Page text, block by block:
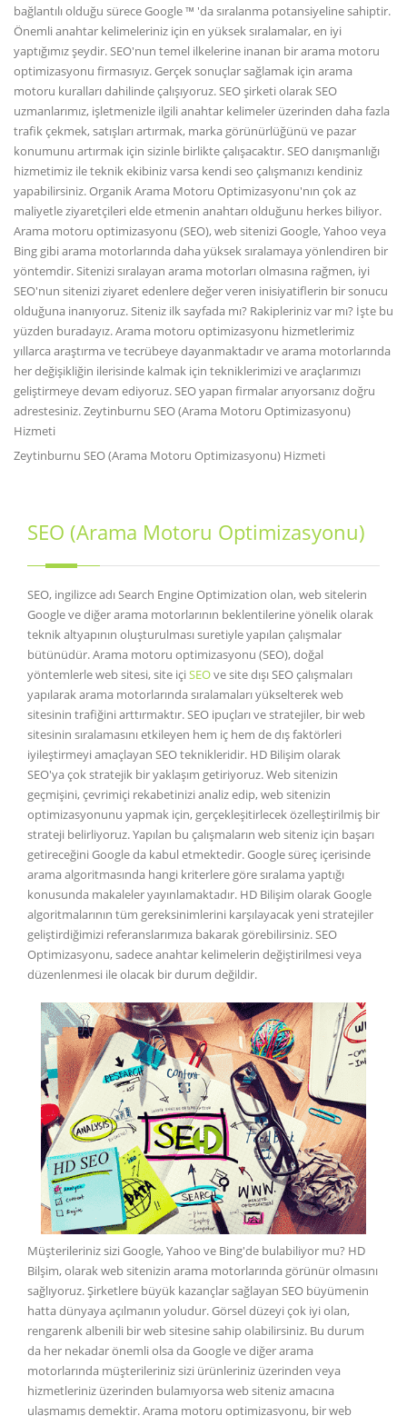
bağlantılı olduğu sürece Google ™ 'da sıralanma potansiyeline sahiptir.
Önemli anahtar kelimeleriniz için en yüksek sıralamalar, en iyi
yaptığımız şeydir. SEO'nun temel ilkelerine inanan bir arama motoru
optimizasyonu firmasıyız. Gerçek sonuçlar sağlamak için arama
motoru kuralları dahilinde çalışıyoruz. SEO şirketi olarak SEO
uzmanlarımız, işletmenizle ilgili anahtar kelimeler üzerinden daha fazla
trafik çekmek, satışları artırmak, marka görünürlüğünü ve pazar
konumunu artırmak için sizinle birlikte çalışacaktır. SEO danışmanlığı
hizmetimiz ile teknik ekibiniz varsa kendi seo çalışmanızı kendiniz
yapabilirsiniz. Organik Arama Motoru Optimizasyonu'nın çok az
maliyetle ziyaretçileri elde etmenin anahtarı olduğunu herkes biliyor.
Arama motoru optimizasyonu (SEO), web sitenizi Google, Yahoo veya
Bing gibi arama motorlarında daha yüksek sıralamaya yönlendiren bir
yöntemdir. Sitenizi sıralayan arama motorları olmasına rağmen, iyi
SEO'nun sitenizi ziyaret edenlere değer veren inisiyatiflerin bir sonucu
olduğuna inanıyoruz. Siteniz ilk sayfada mı? Rakipleriniz var mı? İşte bu
yüzden buradayız. Arama motoru optimizasyonu hizmetlerimiz
yıllarca araştırma ve tecrübeye dayanmaktadır ve arama motorlarında
her değişikliğin ilerisinde kalmak için tekniklerimizi ve araçlarımızı
geliştirmeye devam ediyoruz. SEO yapan firmalar arıyorsanız doğru
adrestesiniz. Zeytinburnu SEO (Arama Motoru Optimizasyonu)
Hizmeti
Zeytinburnu SEO (Arama Motoru Optimizasyonu) Hizmeti
SEO (Arama Motoru Optimizasyonu)
SEO, ingilizce adı Search Engine Optimization olan, web sitelerin
Google ve diğer arama motorlarının beklentilerine yönelik olarak
teknik altyapının oluşturulması suretiyle yapılan çalışmalar
bütünüdür. Arama motoru optimizasyonu (SEO), doğal
yöntemlerle web sitesi, site içiSEOve site dışı SEO çalışmaları
yapılarak arama motorlarında sıralamaları yükselterek web
sitesinin trafiğini arttırmaktır. SEO ipuçları ve stratejiler, bir web
sitesinin sıralamasını etkileyen hem iç hem de dış faktörleri
iyileştirmeyi amaçlayan SEO teknikleridir. HD Bilişim olarak
SEO'ya çok stratejik bir yaklaşım getiriyoruz. Web sitenizin
geçmişini, çevrimiçi rekabetinizi analiz edip, web sitenizin
optimizasyonunu yapmak için, gerçekleşitirlecek özelleştirilmiş bir
strateji belirliyoruz. Yapılan bu çalışmaların web siteniz için başarı
getireceğini Google da kabul etmektedir. Google süreç içerisinde
arama algoritmasında hangi kriterlere göre sıralama yaptığı
konusunda makaleler yayınlamaktadır. HD Bilişim olarak Google
algoritmalarının tüm gereksinimlerini karşılayacak yeni stratejiler
geliştirdiğimizi referanslarımıza bakarak görebilirsiniz. SEO
Optimizasyonu, sadece anahtar kelimelerin değiştirilmesi veya
düzenlenmesi ile olacak bir durum değildir.
Müşterileriniz sizi Google, Yahoo ve Bing'de bulabiliyor mu? HD
Bilşim, olarak web sitenizin arama motorlarında görünür olmasını
sağlıyoruz. Şirketlere büyük kazançlar sağlayan SEO büyümenin
hatta dünyaya açılmanın yoludur. Görsel düzeyi çok iyi olan,
rengarenk albenili bir web sitesine sahip olabilirsiniz. Bu durum
da her nekadar önemli olsa da Google ve diğer arama
motorlarında müşterileriniz sizi ürünleriniz üzerinden veya
hizmetleriniz üzerinden bulamıyorsa web siteniz amacına
ulaşmamış demektir. Arama motoru optimizasyonu, bir web